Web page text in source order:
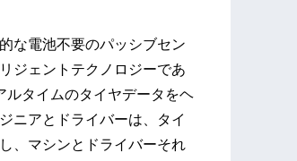
な電池不要のパッシブセン
ジェントテクノロジーであ
ルタイムのタイヤデータをヘ
ニアとドライバーは、タイ
、マシンとドライバーそれ